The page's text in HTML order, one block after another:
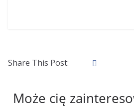
Share This Post:
Może cię